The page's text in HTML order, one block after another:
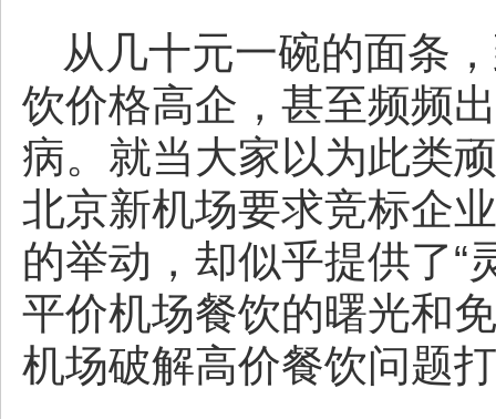
从几十元一碗的面条
饮价格高企，甚至频频
病。就当大家以为此类
北京新机场要求竞标企
的举动，却似乎提供了“
平价机场餐饮的曙光和
机场破解高价餐饮问题